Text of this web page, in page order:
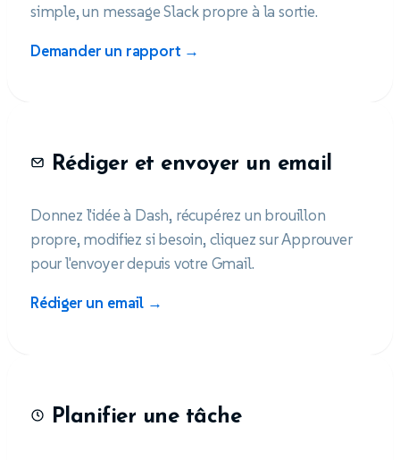
simple, un message Slack propre à la sortie.
Demander un rapport →
Rédiger et envoyer un email
Donnez l'idée à Dash, récupérez un brouillon
propre, modifiez si besoin, cliquez sur Approuver
pour l'envoyer depuis votre Gmail.
Rédiger un email →
Planifier une tâche